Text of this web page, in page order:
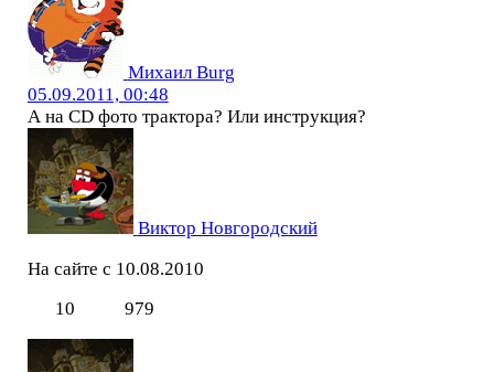
Михаил Burg
05.09.2011, 00:48
А на CD фото трактора? Или инструкция?
Виктор Новгородский
На сайте с 10.08.2010
10
979